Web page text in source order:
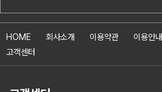
HOME 회사소개 이용약관 이용안내
고객센터